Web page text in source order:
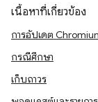
เนื้อหาที่เกี่ยวข้อง
การอัปเดต
กรณีศึกษา
เก็บถาวร